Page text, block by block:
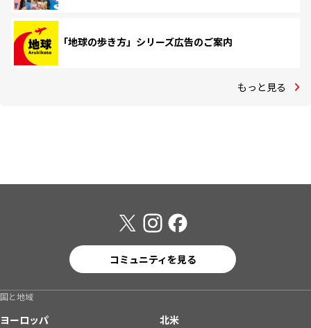
「地球の歩き方」シリーズ広告のご案内
もっと見る
コミュニティを見る
国と地域
ヨーロッパ
北米